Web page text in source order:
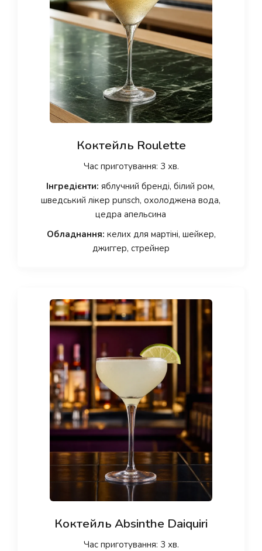
Коктейль Roulette
Час приготування: 3 хв.
Інгредієнти: яблучний бренді, білий ром,
шведський лікер punsch, охолоджена вода,
цедра апельсина
Обладнання: келих для мартіні, шейкер,
джиггер, стрейнер
Коктейль Absinthe Daiquiri
Час приготування: 3 хв.